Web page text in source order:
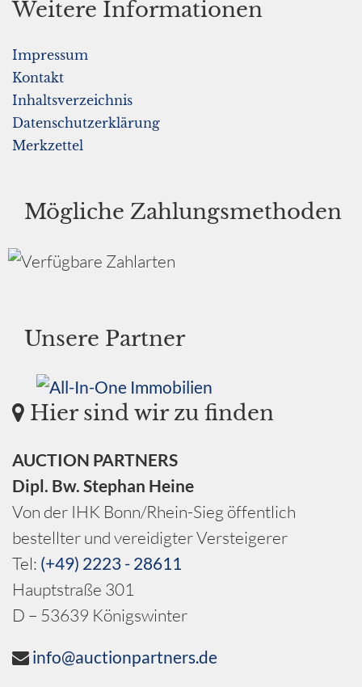
Weitere Informationen
Impressum
Kontakt
Inhaltsverzeichnis
Datenschutzerklärung
Merkzettel
Mögliche Zahlungsmethoden
Unsere Partner
Hier sind wir zu finden
AUCTION PARTNERS
Dipl. Bw. Stephan Heine
Von der IHK Bonn/Rhein-Sieg öffentlich
bestellter und vereidigter Versteigerer
Tel: (+49) 2223 - 28611
Hauptstraße 301
D – 53639 Königswinter
info@auctionpartners.de